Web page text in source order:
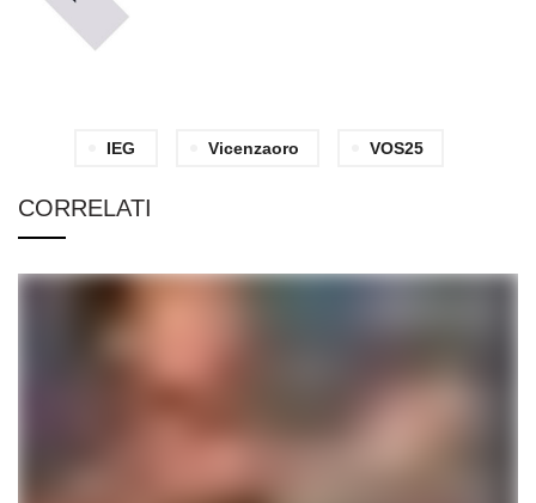
IEG Vicenzaoro VOS25
CORRELATI